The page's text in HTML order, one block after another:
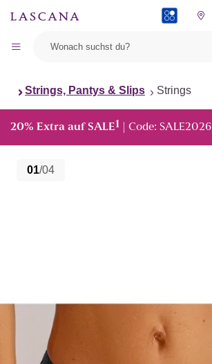
Strings, Pantys & Slips Strings
20% Extra auf SALE1 | Code: SALE2026
01/04